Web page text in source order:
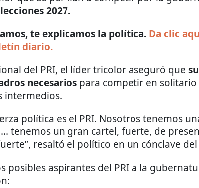
2027.
te explicamos la política. Da clic
diario.
del PRI, el líder tricolor aseguró que
necesarios para competir en solitario
intermedios.
política es el PRI. Nosotros tenemos
tenemos un gran cartel, fuerte, de
resaltó el político en un cónclave
posibles aspirantes del PRI a la